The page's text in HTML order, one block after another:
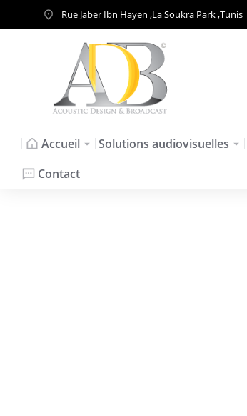
Rue Jaber Ibn Hayen ,La Soukra Park ,Tunis
Accueil Solutions audiovisuelles
Contact